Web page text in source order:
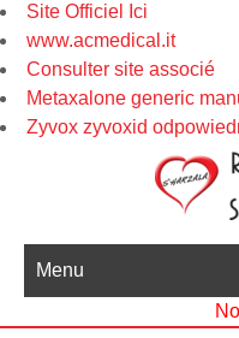
Site Officiel Ici
www.acmedical.it
Consulter site associé
Metaxalone generic
Zyvox zyvoxid
Menu